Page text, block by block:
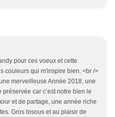
pour ces voeux et cette
couleurs qui m'inspire bien. <br />
merveilleuse Année 2018, une
car c’est notre bien le
et de partage, une année riche
Gros bisous et au plaisir de